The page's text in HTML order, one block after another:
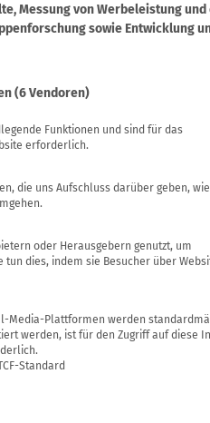
Messung von Werbeleistung und
sowie Entwicklung
(6 Vendoren)
für die eine Einwilligung
Funktionen und sind für das
erforderlich.
die uns Aufschluss darüber geben, wie
oder Herausgebern genutzt, um
tun dies, indem sie Besucher über
Media-Plattformen werden
werden, ist für den Zugriff auf diese
Standard